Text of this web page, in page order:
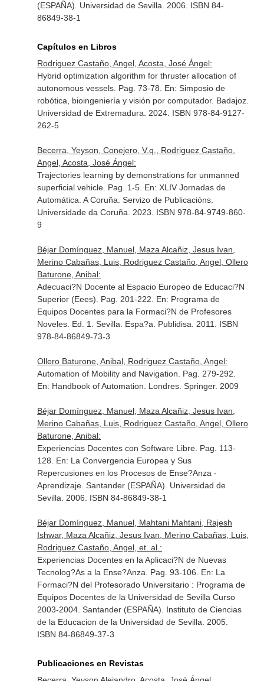
(ESPAÑA). Universidad de Sevilla. 2006. ISBN 84-
86849-38-1
Capítulos en Libros
Rodriguez Castaño, Angel, Acosta, José Ángel:
Hybrid optimization algorithm for thruster allocation of
autonomous vessels. Pag. 73-78. En: Simposio de
robótica, bioingeniería y visión por computador. Badajoz.
Universidad de Extremadura. 2024. ISBN 978-84-9127-
262-5
Becerra, Yeyson, Conejero, V.q., Rodriguez Castaño,
Angel, Acosta, José Ángel:
Trajectories learning by demonstrations for unmanned
superficial vehicle. Pag. 1-5. En: XLIV Jornadas de
Automática . A Coruña. Servizo de Publicacións.
Universidade da Coruña. 2023. ISBN 978-84-9749-860-
9
Béjar Domínguez, Manuel, Maza Alcañiz, Jesus Ivan,
Merino Cabañas, Luis, Rodriguez Castaño, Angel, Ollero
Baturone, Anibal:
Adecuaci?N Docente al Espacio Europeo de Educaci?N
Superior (Eees). Pag. 201-222. En: Programa de
Equipos Docentes para la Formaci?N de Profesores
Noveles. Ed. 1. Sevilla. Espa?a. Publidisa. 2011. ISBN
978-84-86849-73-3
Ollero Baturone, Anibal, Rodriguez Castaño, Angel:
Automation of Mobility and Navigation. Pag. 279-292.
En: Handbook of Automation . Londres. Springer. 2009
Béjar Domínguez, Manuel, Maza Alcañiz, Jesus Ivan,
Merino Cabañas, Luis, Rodriguez Castaño, Angel, Ollero
Baturone, Anibal:
Experiencias Docentes con Software Libre. Pag. 113-
128. En: La Convergencia Europea y Sus
Repercusiones en los Procesos de Ense?Anza -
Aprendizaje. Santander (ESPAÑA). Universidad de
Sevilla. 2006. ISBN 84-86849-38-1
Béjar Domínguez, Manuel, Mahtani Mahtani, Rajesh
Ishwar, Maza Alcañiz, Jesus Ivan, Merino Cabañas, Luis,
Rodriguez Castaño, Angel, et. al.:
Experiencias Docentes en la Aplicaci?N de Nuevas
Tecnolog?As a la Ense?Anza. Pag. 93-106. En: La
Formaci?N del Profesorado Universitario : Programa de
Equipos Docentes de la Universidad de Sevilla Curso
2003-2004. Santander (ESPAÑA). Instituto de Ciencias
de la Educacion de la Universidad de Sevilla. 2005.
ISBN 84-86849-37-3
Publicaciones en Revistas